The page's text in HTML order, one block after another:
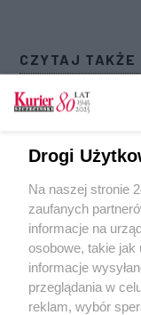
CZYTAJ TAKŻE
Muzealny ogród.
Dziecka
Dzień Dziecka z
Stwórzmy razem
IX Motocyklowy
Techniki
POGODA
Drogi
Na naszej stronie
zaufanych
informacje na
osobowe, takie jak
informacje
przeglądania w
reklam, wybór